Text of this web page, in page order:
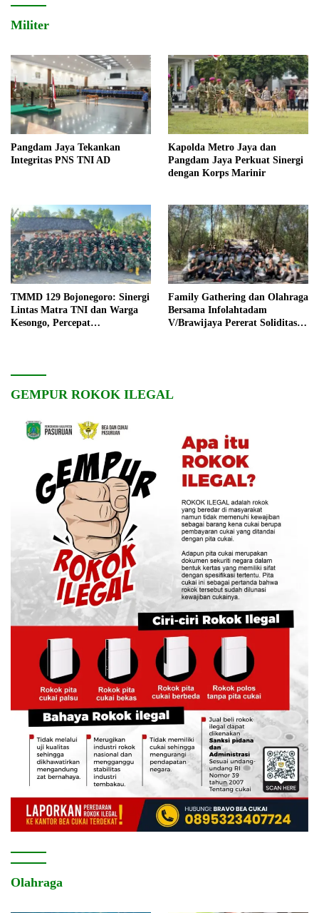
Militer
Pangdam Jaya Tekankan
Integritas PNS TNI AD
Kapolda Metro Jaya dan
Pangdam Jaya Perkuat Sinergi
dengan Korps Marinir
TMMD 129 Bojonegoro: Sinergi
Lintas Matra TNI dan Warga
Kesongo, Percepat
Family Gathering dan Olahraga
Bersama Infolahtadam
V/Brawijaya Pererat Soliditas
GEMPUR ROKOK ILEGAL
Olahraga